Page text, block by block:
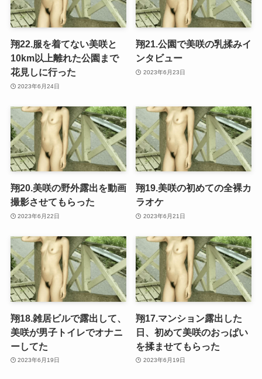
翔22.服を着てない美咲と
10km以上離れた公園まで
花見しに行った
2023年6月24日
翔21.公園で美咲の乳揉みイ
ンタビュー
2023年6月23日
翔20.美咲の野外露出を動画
撮影させてもらった
2023年6月22日
翔19.美咲の初めての全裸カ
ラオケ
2023年6月21日
翔18.雑居ビルで露出して、
美咲が男子トイレでオナニ
ーしてた
2023年6月19日
翔17.マンション露出した
日、初めて美咲のおっぱい
を揉ませてもらった
2023年6月19日